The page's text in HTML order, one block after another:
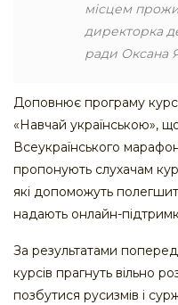
місцем
директорка
ради Оксана
Доповнює програму
«Навчай українською»,
Всеукраїнського
пропонують слухачам
які допоможуть
надають онлайн-
За результатами
курсів прагнуть вільно
позбутися русизмів і